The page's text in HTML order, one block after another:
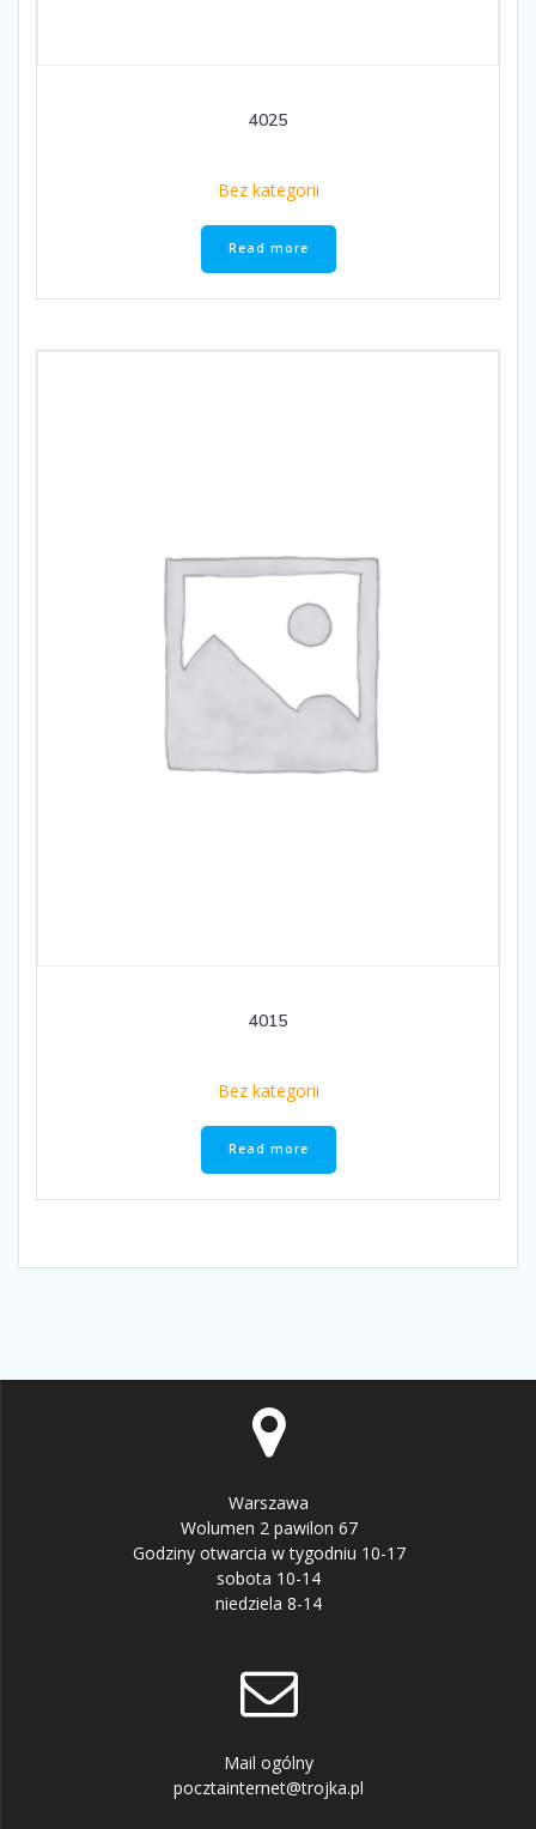
4025
Bez kategorii
Read more
4015
Bez kategorii
Read more
Warszawa
Wolumen 2 pawilon 67
Godziny otwarcia w tygodniu 10-17
sobota 10-14
niedziela 8-14
Mail ogólny
pocztainternet@trojka.pl